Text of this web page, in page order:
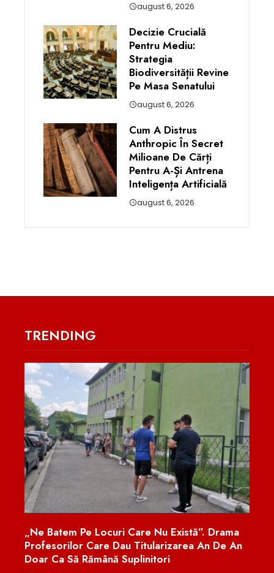
august 6, 2026
Decizie Crucială
Pentru Mediu:
Strategia
Biodiversității Revine
Pe Masa Senatului
august 6, 2026
Cum A Distrus
Anthropic În Secret
Milioane De Cărți
Pentru A-Și Antrena
Inteligența Artificială
august 6, 2026
TRENDING
Există”. Drama
An De An
Român Cu Arsuri Pe 70% Din Corp
Incident Dramatic În Italia. Ce Le-A
Parteneră Anchetatorilor